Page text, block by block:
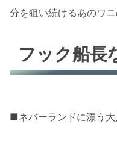
分を狙い続けるあのワニ
フック船長
■ネバーランドに漂う大